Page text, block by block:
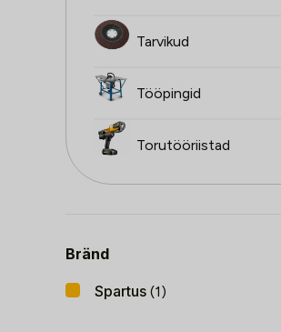
Tarvikud
Tööpingid
Torutööriistad
Bränd
Spartus (1)